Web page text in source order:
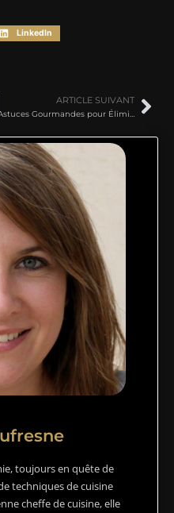
LinkedIn
ARTICLE SUIVANT
toujours en quête de
techniques de cuisine
cheffe de cuisine, elle